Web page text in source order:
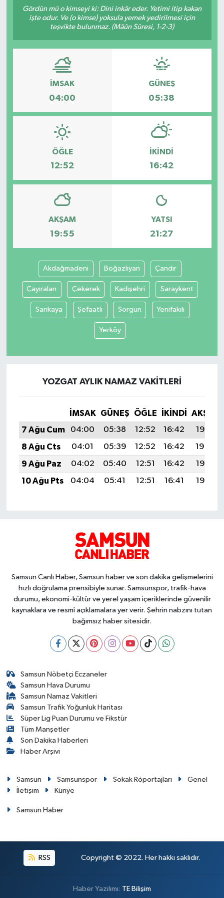
Gördün mü o kimseyi ki: Dini inkâr eder. Yetimi itip kakan
işte odur. Ve (o kimse) yoksula yemek yedirilmesi için
teşvikte bulunmaz. (Mâûn Sûresi, 1-2-3)
İMSAK
04:00
GÜNEŞ
05:38
ÖĞLE
12:52
İKINDI
16:42
AKŞAM
19:55
YATSI
21:27
Akdağmadeni Boğazlıyan Çandır
Çayıralan Çekerek Kadışehri Saraykent
Sarıkaya Şefaatli Sorgun Yenifakılı
Yerköy
YOZGAT AYLIK NAMAZ VAKITLERI
İMSAK GÜNEŞ ÖĞLE İKINDI
AKŞAM
7 Ağu Cum
04:00 05:38 12:52 16:42
19:55
8 Ağu Cts
04:01 05:39 12:52 16:42
19:54
9 Ağu Paz
04:02 05:40 12:51 16:42
19:53
10 Ağu Pts
04:04 05:41 12:51 16:41 19:52
Samsun Canlı Haber, Samsun haber ve son dakika gelişmelerini
hızlı doğrulama prensibiyle sunar. Samsunspor, trafik-hava
durumu, ekonomi-kültür ve yerel yaşam içeriklerinde güvenilir
kaynaklara ve resmî açıklamalara yer verir. Şehrin nabzını tutan
bağımsız haber sitesidir.
Samsun Nöbetçi Eczaneler
Samsun Hava Durumu
Samsun Namaz Vakitleri
Samsun Trafik Yoğunluk Haritası
Süper Lig Puan Durumu ve Fikstür
Tüm Manşetler
Son Dakika Haberleri
Haber Arşivi
Samsun Samsunspor Sokak Röportajları
Genel
İletişim
Künye
Samsun Haber
RSS Copyright © 2022. Her hakkı saklıdır.
Haber Yazılımı: TE Bilişim
Manşet Haberi